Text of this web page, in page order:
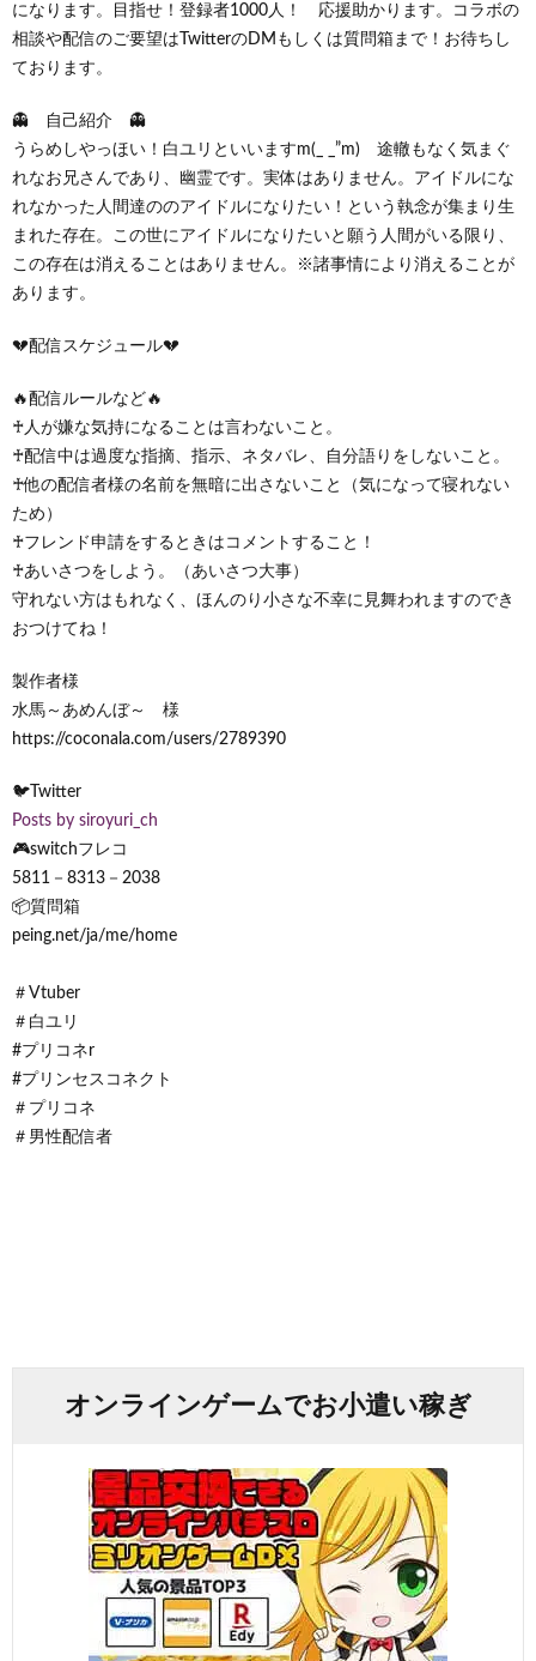
になります。目指せ！登録者1000人！ 応援助かります。コラボの
相談や配信のご要望はTwitterのDMもしくは質問箱まで！お待ちし
ております。
👻 自己紹介 👻
うらめしやっほい！白ユリといいますm(_ _”m) 途轍もなく気まぐ
れなお兄さんであり、幽霊です。実体はありません。アイドルにな
れなかった人間達ののアイドルになりたい！という執念が集まり生
まれた存在。この世にアイドルになりたいと願う人間がいる限り、
この存在は消えることはありません。※諸事情により消えることが
あります。
💔配信スケジュール💔
🔥配信ルールなど🔥
♰人が嫌な気持になることは言わないこと。
♰配信中は過度な指摘、指示、ネタバレ、自分語りをしないこと。
♰他の配信者様の名前を無暗に出さないこと（気になって寝れない
ため）
︎︎♰フレンド申請をするときはコメントすること！
♰あいさつをしよう。（あいさつ大事）
守れない方はもれなく、ほんのり小さな不幸に見舞われますのでき
おつけてね！
製作者様
水馬～あめんぼ～ 様
https://coconala.com/users/2789390
🐦Twitter
Posts by siroyuri_ch
🎮switchフレコ
5811－8313－2038
📦質問箱
peing.net/ja/me/home
＃Vtuber
＃白ユリ
#プリコネr
#プリンセスコネクト
＃プリコネ
＃男性配信者
オンラインゲームでお小遣い稼ぎ